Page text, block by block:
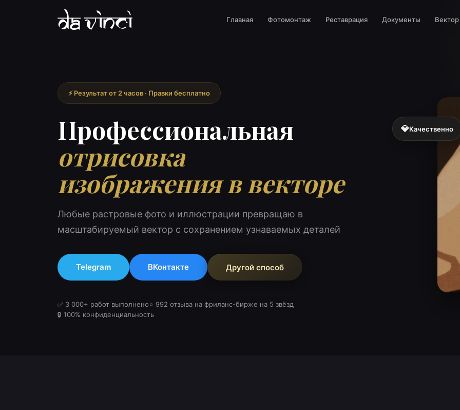
Главная Фотомонтаж Реставрация Документы Вектор
⚡ Результат от 2 часов · Правки бесплатно
Профессиональная
отрисовка
изображения в векторе
Любые растровые фото и иллюстрации превращаю в
масштабируемый вектор с сохранением узнаваемых деталей
Telegram ВКонтакте Другой способ
✅ 3 000+ работ выполнено⭐ 992 отзыва на фриланс-бирже на 5 звёзд
🔒 100% конфиденциальность
💎Качественно